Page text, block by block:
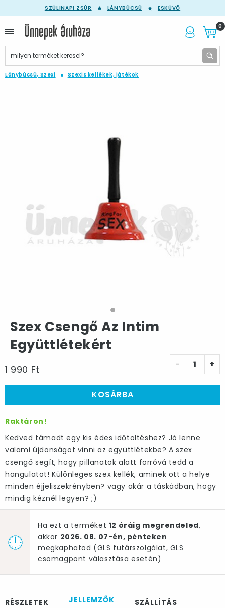
SZÜLINAPI ZSÚR LÁNYBÚCSÚ ESKÜVŐ
0
Lánybúcsú, Szexi Szexis kellékek, játékok
Szex Csengő Az Intim
Együttlétekért
1 990 Ft - +
KOSÁRBA
Raktáron!
Kedved támadt egy kis édes időtöltéshez? Jó lenne
valami újdonságot vinni az együttlétekbe? A szex
csengő segít, hogy pillanatok alatt forróvá tedd a
hangulatot! Különleges szex kellék, aminek ott a helye
minden éjjeliszekrényben? vagy akár a táskádban, hogy
mindig kéznél legyen? ;)
Ha ezt a terméket 12 óráig megrendeled,
akkor 2026. 08. 07-én, pénteken
megkaphatod (GLS futárszolgálat, GLS
csomagpont választása esetén)
RÉSZLETEK JELLEMZŐK SZÁLLÍTÁS